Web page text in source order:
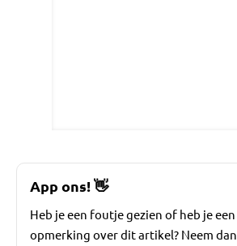
App ons!👋
Heb je een foutje gezien of heb je een
opmerking over dit artikel? Neem dan